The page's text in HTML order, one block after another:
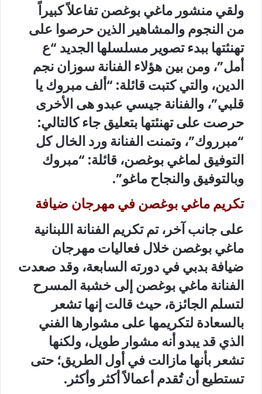
ولقي منشور ماغي بوغصن تفاعلاً كبيراً
من النجوم والمشاهير الذين حرصوا على
تهنئتها ببدء تصوير مسلسلها الجديد “ع
أمل”، ومن بين هؤلاء الفنانة سوزان نجم
الدين، والتي كتبت قائلة: “ألف مبروك يا
قلبي”، والفنانة جيسي عبدو هى الأخرى
حرصت على تهنئتها بتعليق جاء كالتالي:
“مبرروك”، وتمنت الفنانة ورد الخال كل
التوفيق لماغي بوغصن، قائلة: “مبروك
وبالتوفيق والنجاح ماغو”.
تكريم ماغي بوغصن في مهرجان ضيافة
على جانب آخر، تم تكريم الفنانة اللبنانية
ماغي بوغصن خلال فعالياتمهرجان
ضيافةبدبي في دورته السابعة، وقد صعدت
الفنانة ماغي بوغصن إلى خشبة المسرح
لتسلم الجائزة، حيث قالت إنها تشعر
بالسعادة لتكريمها على مشوارها الفني
الذي قد يبدو أنه مشوار طويل، ولكنها
تشعر بأنها مازالت في أول الطريق؛ حتى
تستطيع أن تُقدم أعمالاً أكثر وأكثر.